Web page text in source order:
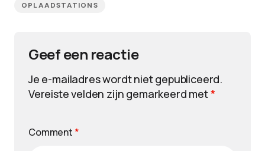
OPLAADSTATIONS
Geef een reactie
Je e-mailadres wordt niet gepubliceerd.
Vereiste velden zijn gemarkeerd met*
Comment *